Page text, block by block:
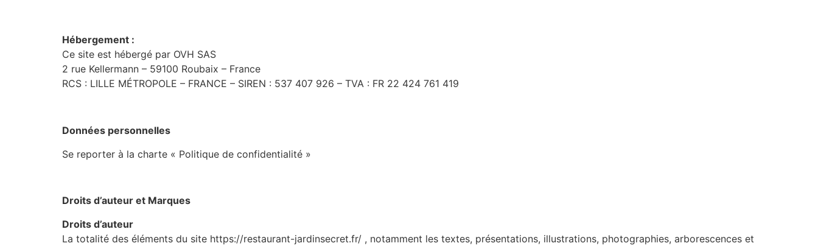
Hébergement :
Ce site est hébergé par OVH SAS
2 rue Kellermann – 59100 Roubaix – France
RCS : LILLE MÉTROPOLE – FRANCE – SIREN : 537 407 926 – TVA : FR 22 424 761 419
Données personnelles
Se reporter à la charte « Politique de confidentialité »
Droits d’auteur et Marques
Droits d’auteur
La totalité des éléments du site https://restaurant-jardinsecret.fr/ , notamment les textes, présentations, illustrations, photographies, arborescences et